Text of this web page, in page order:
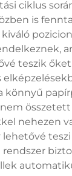
ciklus
is
teszik
könnyű
nehezen
teszi